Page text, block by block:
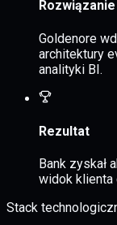
Rozwiązanie
Goldenore
architektury
analityki BI.
Rezultat
Bank zyskał
widok klienta
Stack